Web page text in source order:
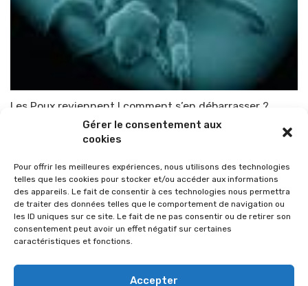
Gérer le consentement aux
cookies
Pour offrir les meilleures expériences, nous utilisons des technologies
telles que les cookies pour stocker et/ou accéder aux informations
des appareils. Le fait de consentir à ces technologies nous permettra
de traiter des données telles que le comportement de navigation ou
les ID uniques sur ce site. Le fait de ne pas consentir ou de retirer son
consentement peut avoir un effet négatif sur certaines
caractéristiques et fonctions.
Accepter
Les Poux reviennent ! comment s’en débarrasser ?
TOP-PARENTS 17 septembre 2015